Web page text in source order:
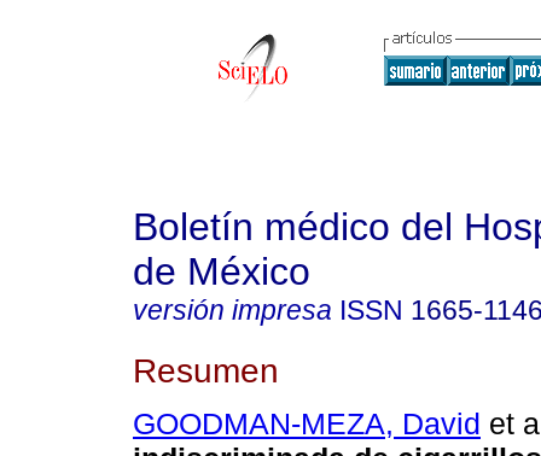
Boletín médico del
de México
versión impresa ISSN 1665-
Resumen
GOODMAN-MEZA, David et